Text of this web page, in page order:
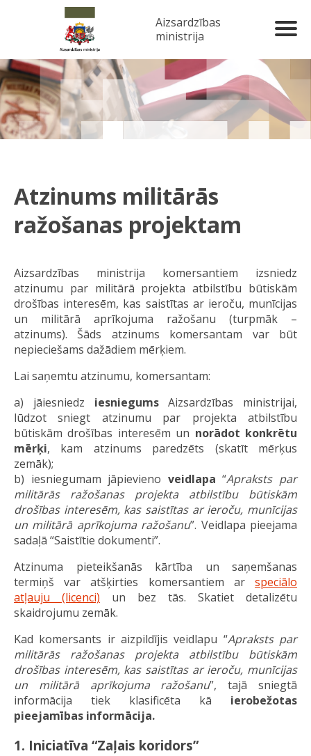
Aizsardzības
ministrija
Atzinums militārās
ražošanas projektam
Aizsardzības ministrija komersantiem izsniedz
atzinumu par militārā projekta atbilstību būtiskām
drošības interesēm, kas saistītas ar ieroču, munīcijas
un militārā aprīkojuma ražošanu (turpmāk –
atzinums). Šāds atzinums komersantam var būt
nepieciešams dažādiem mērķiem.
Lai saņemtu atzinumu, komersantam:
a) jāiesniedz iesniegumsAizsardzības ministrijai,
lūdzot sniegt atzinumu par projekta atbilstību
būtiskām drošības interesēm un norādot konkrētu
mērķi, kam atzinums paredzēts (skatīt mērķus
zemāk);
b) iesniegumam jāpievieno veidlapa “Apraksts par
militārās ražošanas projekta atbilstību būtiskām
drošības interesēm, kas saistītas ar ieroču, munīcijas
un militārā aprīkojuma ražošanu”. Veidlapa pieejama
sadaļā “Saistītie dokumenti”.
Atzinuma pieteikšanās kārtība un saņemšanas
termiņš var atšķirties komersantiem ar speciālo
atļauju (licenci) un bez tās. Skatiet detalizētu
skaidrojumu zemāk.
Kad komersants ir aizpildījis veidlapu “Apraksts par
militārās ražošanas projekta atbilstību būtiskām
drošības interesēm, kas saistītas ar ieroču, munīcijas
un militārā aprīkojuma ražošanu”, tajā sniegtā
informācija tiek klasificēta kā ierobežotas
pieejamības informācija.
1. Iniciatīva “Zaļais koridors”